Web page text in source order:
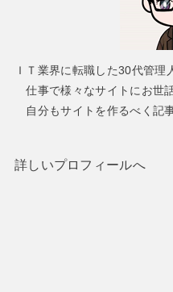
ＩＴ業界に転職した30代管理
仕事で様々なサイトにお世
自分もサイトを作るべく記
詳しいプロフィールへ